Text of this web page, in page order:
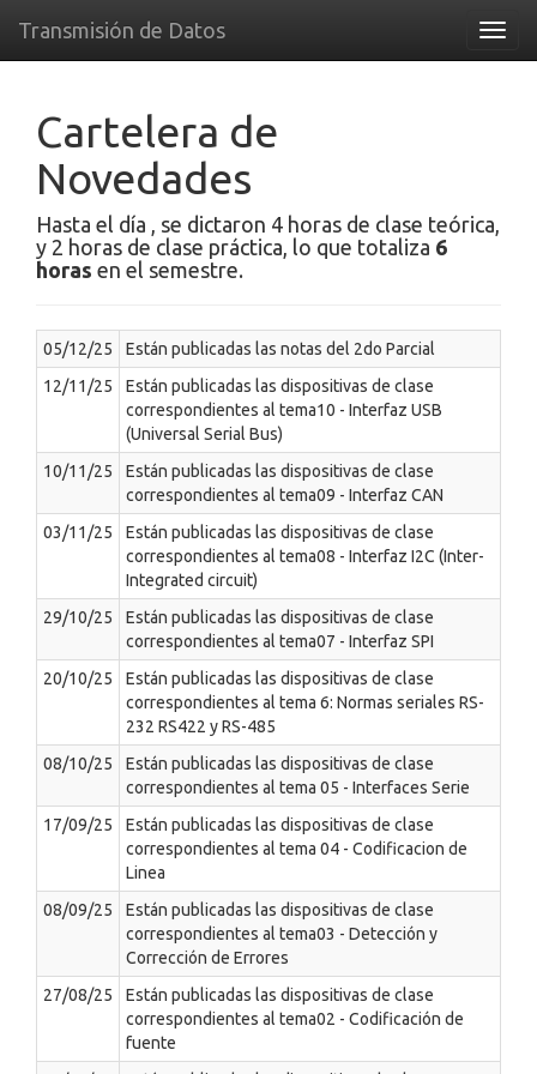
Transmisión de Datos
Cartelera de
Novedades
Hasta el día , se dictaron 4 horas de clase teórica,
y 2 horas de clase práctica, lo que totaliza 6
horas en el semestre.
05/12/25
Están publicadas las notas del 2do Parcial
12/11/25
Están publicadas las dispositivas de clase
correspondientes al tema10 - Interfaz USB
(Universal Serial Bus)
10/11/25
Están publicadas las dispositivas de clase
correspondientes al tema09 - Interfaz CAN
03/11/25
Están publicadas las dispositivas de clase
correspondientes al tema08 - Interfaz I2C (Inter-
Integrated circuit)
29/10/25
Están publicadas las dispositivas de clase
correspondientes al tema07 - Interfaz SPI
20/10/25
Están publicadas las dispositivas de clase
correspondientes al tema 6: Normas seriales RS-
232 RS422 y RS-485
08/10/25
Están publicadas las dispositivas de clase
correspondientes al tema 05 - Interfaces Serie
17/09/25
Están publicadas las dispositivas de clase
correspondientes al tema 04 - Codificacion de
Linea
08/09/25
Están publicadas las dispositivas de clase
correspondientes al tema03 - Detección y
Corrección de Errores
27/08/25
Están publicadas las dispositivas de clase
correspondientes al tema02 - Codificación de
fuente